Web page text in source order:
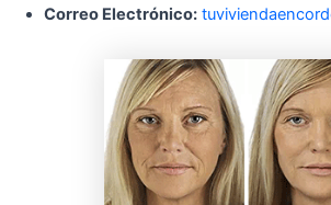
Correo Electrónico: